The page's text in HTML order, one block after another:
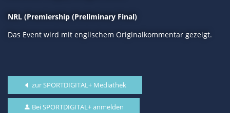
NRL (Premiership (Preliminary Final)
Das Event wird mit englischem Originalkommentar gezeigt.
zur SPORTDIGITAL+ Mediathek
Bei SPORTDIGITAL+ anmelden